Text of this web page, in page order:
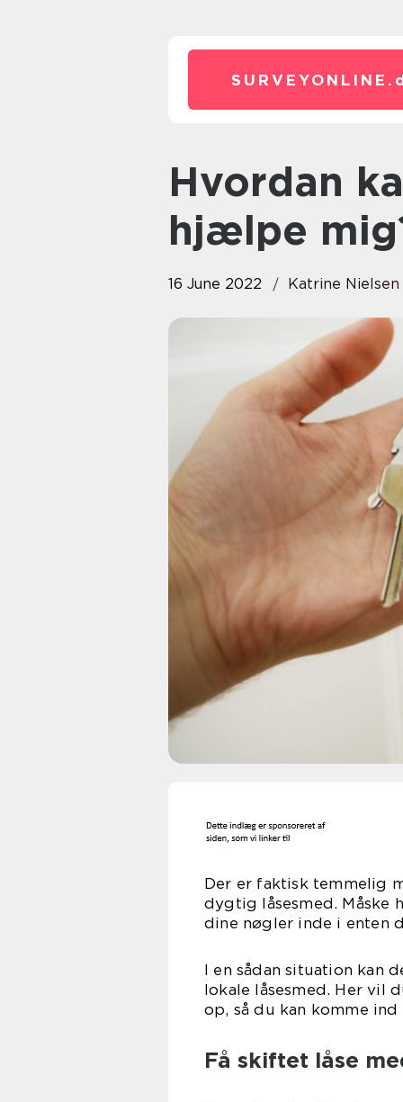
SURVEYONLINE.
Hvordan kan en låsesmed
hjælpe
16 June 2022 Katrine Nielsen
Der er faktisk temmelig
dygtig låsesmed. Måske
dine nøgler inde i enten
I en sådan situation kan
lokale låsesmed. Her vil
op, så du kan komme
Få skiftet låse